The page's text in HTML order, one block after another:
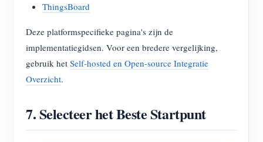
ThingsBoard
Deze platformspecifieke pagina's zijn de
implementatiegidsen. Voor een bredere vergelijking,
gebruik het Self-hosted en Open-source Integratie
Overzicht.
7. Selecteer het Beste Startpunt